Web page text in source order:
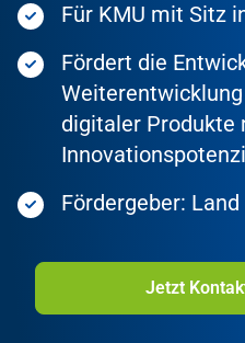
Für KMU mit Sitz
Fördert die
digitaler Produkte
Fördergeber: Land
Jetzt